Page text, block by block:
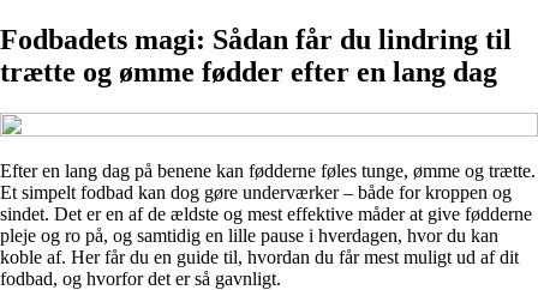
Fodbadets magi: Sådan får du lindring til
trætte og ømme fødder efter en lang dag
Efter en lang dag på benene kan fødderne føles tunge, ømme og trætte.
Et simpelt fodbad kan dog gøre underværker – både for kroppen og
sindet. Det er en af de ældste og mest effektive måder at give fødderne
pleje og ro på, og samtidig en lille pause i hverdagen, hvor du kan
koble af. Her får du en guide til, hvordan du får mest muligt ud af dit
fodbad, og hvorfor det er så gavnligt.